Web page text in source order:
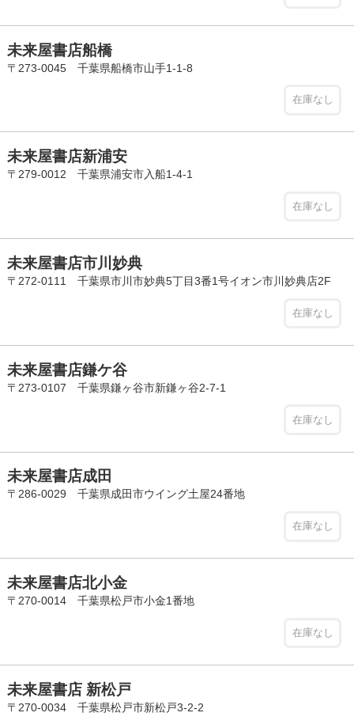
未来屋書店船橋
〒273-0045 千葉県船橋市山手1-1-8
在庫なし
未来屋書店新浦安
〒279-0012 千葉県浦安市入船1-4-1
在庫なし
未来屋書店市川妙典
〒272-0111 千葉県市川市妙典5丁目3番1号イオン市川妙典店2F
在庫なし
未来屋書店鎌ケ谷
〒273-0107 千葉県鎌ヶ谷市新鎌ヶ谷2-7-1
在庫なし
未来屋書店成田
〒286-0029 千葉県成田市ウイング土屋24番地
在庫なし
未来屋書店北小金
〒270-0014 千葉県松戸市小金1番地
在庫なし
未来屋書店 新松戸
〒270-0034 千葉県松戸市新松戸3-2-2